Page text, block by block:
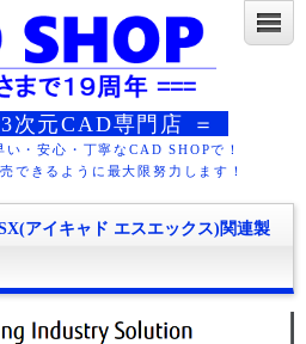
次元CAD専門店 ＝
・安心・丁寧なCAD SHOPで！
できるように最大限努力します！
アイキャド エスエックス)関連製